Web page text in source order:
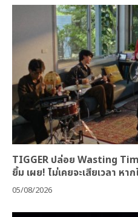
TIGGER ปล่อย Wasting
ยิ้ม เผย! ไม่เคยจะเสียเวลา หาก
05/08/2026